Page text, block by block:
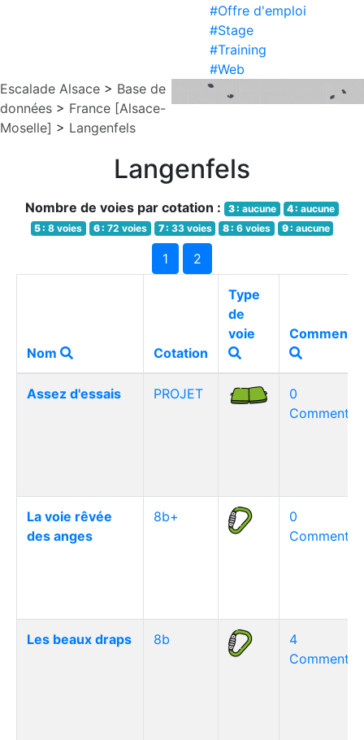
#Offre d'emploi
#Stage
#Training
#Web
Escalade Alsace > Base de
données > France [Alsace-
Moselle] > Langenfels
Langenfels
Nombre de voies par cotation : 3 : aucune 4 : aucune
5 : 8 voies 6 : 72 voies 7 : 33 voies 8 : 6 voies 9 : aucune
1 2
Nom Cotation
Type
de
voie
Assez d'essais PROJET
0
La voie rêvée
des anges
8b+
0
Les beaux draps 8b
4